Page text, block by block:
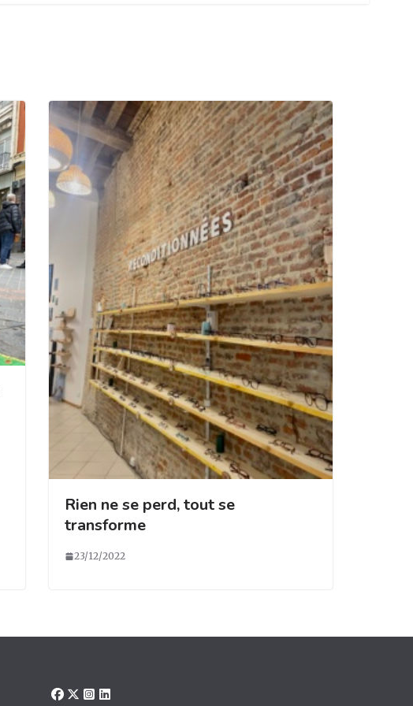
Rien ne se perd, tout se
transforme
23/12/2022